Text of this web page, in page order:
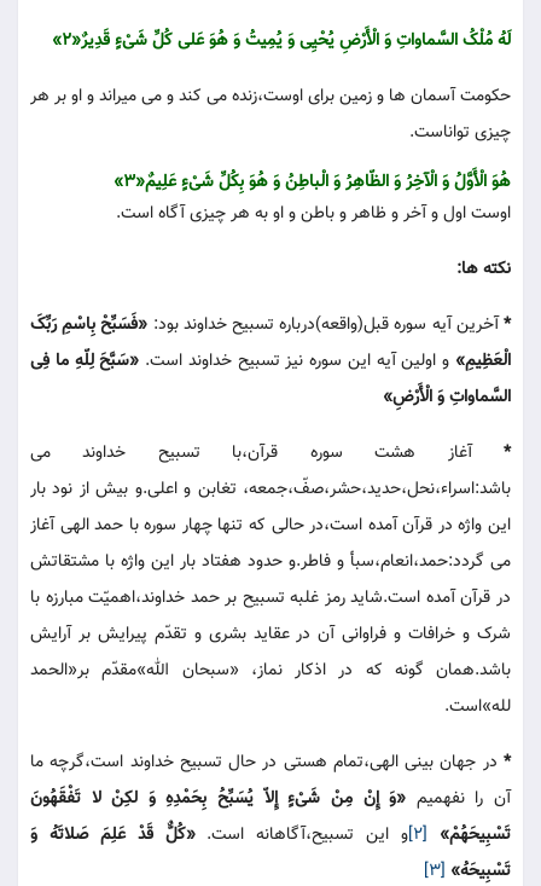
لَهُ مُلْکُ السَّماواتِ وَ الْأَرْضِ یُحْیِی وَ یُمِیتُ وَ هُوَ عَلی کُلِّ شَیْءٍ قَدِیرٌ«2»
حکومت آسمان ها و زمین برای اوست،زنده می کند و می میراند و او بر هر
چیزی تواناست.
هُوَ الْأَوَّلُ وَ الْآخِرُ وَ الظّاهِرُ وَ الْباطِنُ وَ هُوَ بِکُلِّ شَیْءٍ عَلِیمٌ«3»
اوست اول و آخر و ظاهر و باطن و او به هر چیزی آگاه است.
نکته ها:
*آخرین آیه سوره قبل(واقعه)درباره تسبیح خداوند بود: «فَسَبِّحْ بِاسْمِ رَبِّکَ
الْعَظِیمِ» و اولین آیه این سوره نیز تسبیح خداوند است. «سَبَّحَ لِلّهِ ما فِی
السَّماواتِ وَ الْأَرْضِ»
*آغاز هشت سوره قرآن،با تسبیح خداوند می
باشد:اسراء،نحل،حدید،حشر،صفّ،جمعه، تغابن و اعلی.و بیش از نود بار
این واژه در قرآن آمده است،در حالی که تنها چهار سوره با حمد الهی آغاز
می گردد:حمد،انعام،سبأ و فاطر.و حدود هفتاد بار این واژه با مشتقاتش
در قرآن آمده است.شاید رمز غلبه تسبیح بر حمد خداوند،اهمیّت مبارزه با
شرک و خرافات و فراوانی آن در عقاید بشری و تقدّم پیرایش بر آرایش
باشد.همان گونه که در اذکار نماز، «سبحان الله»مقدّم بر«الحمد
لله»است.
* در جهان بینی الهی،تمام هستی در حال تسبیح خداوند است،گرچه ما
آن را نفهمیم «وَ إِنْ مِنْ شَیْءٍ إِلاّ یُسَبِّحُ بِحَمْدِهِ وَ لکِنْ لا تَفْقَهُونَ
تَسْبِیحَهُمْ» [2]و این تسبیح،آگاهانه است. «کُلٌّ قَدْ عَلِمَ صَلاتَهُ وَ
تَسْبِیحَهُ» [3]